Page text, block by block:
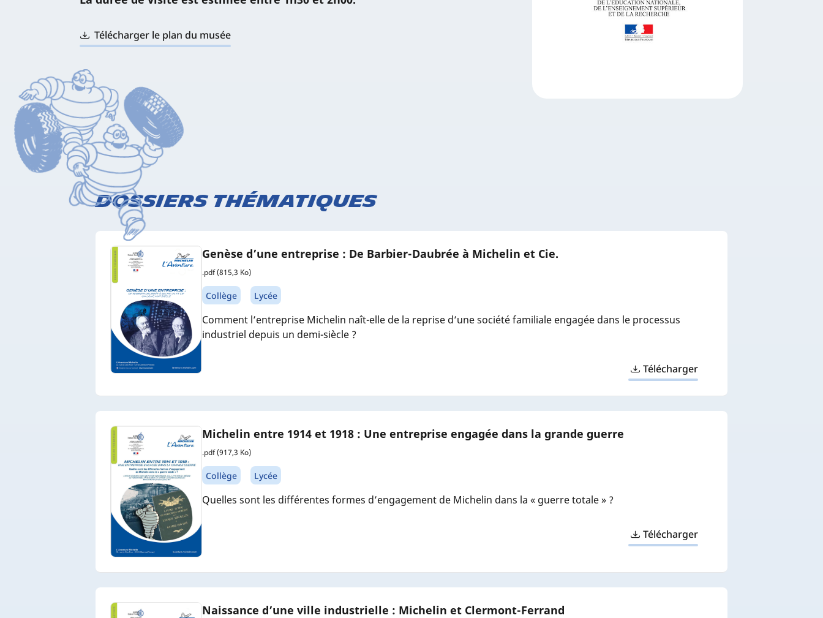
Télécharger le plan du musée
Dossiers thématiques
Genèse d’une entreprise : De Barbier-Daubrée à Michelin et Cie.
.pdf (815,3 Ko)
Collège Lycée
Comment l’entreprise Michelin naît-elle de la reprise d’une société familiale engagée dans le processus
industriel depuis un demi-siècle ?
Télécharger
Michelin entre 1914 et 1918 : Une entreprise engagée dans la grande guerre
.pdf (917,3 Ko)
Collège Lycée
Quelles sont les différentes formes d’engagement de Michelin dans la « guerre totale » ?
Télécharger
Naissance d’une ville industrielle : Michelin et Clermont-Ferrand